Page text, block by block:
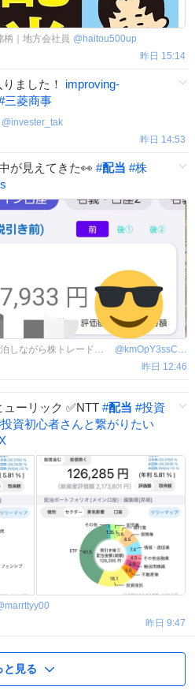
柄｜地方会社員 @ haitou500up
昨日 15:14
りました！ improving-
三菱商事
@invester_tak
昨日 14:53
が見えてきた👀 #配当 #株
吉(きち） R7.4～車中泊しながら株トレードして全国を旅する🚙💨 @ kmOpY3ssCV3RBqT
昨日 12:46
ーリック ✅NTT #配当 #投資
投資初心者さんと繋がりたい
marrttyy00
昨日 9:47
と見る